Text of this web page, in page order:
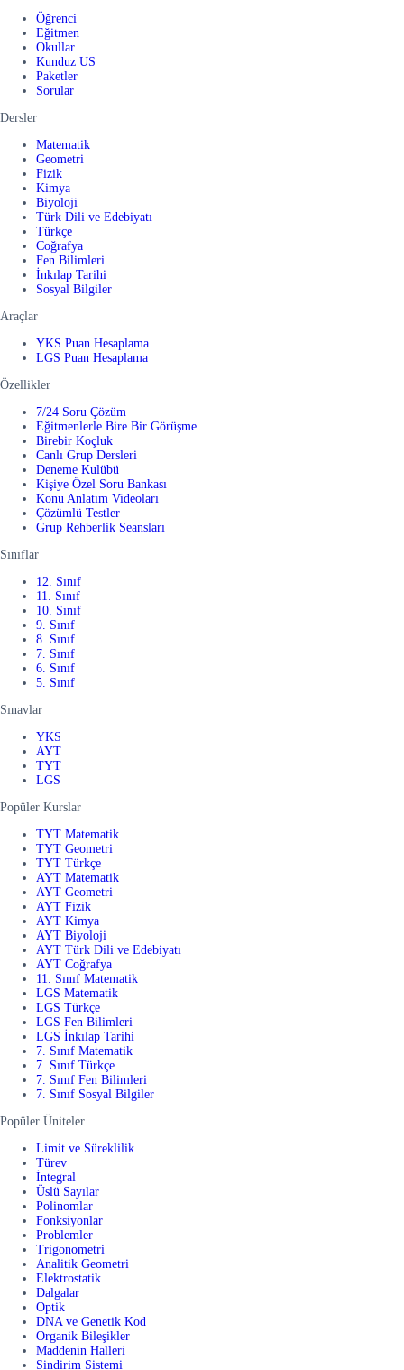
Öğrenci
Eğitmen
Okullar
Kunduz US
Paketler
Sorular
Dersler
Matematik
Geometri
Fizik
Kimya
Biyoloji
Türk Dili ve Edebiyatı
Türkçe
Coğrafya
Fen Bilimleri
İnkılap Tarihi
Sosyal Bilgiler
Araçlar
YKS Puan Hesaplama
LGS Puan Hesaplama
Özellikler
7/24 Soru Çözüm
Eğitmenlerle Bire Bir Görüşme
Birebir Koçluk
Canlı Grup Dersleri
Deneme Kulübü
Kişiye Özel Soru Bankası
Konu Anlatım Videoları
Çözümlü Testler
Grup Rehberlik Seansları
Sınıflar
12. Sınıf
11. Sınıf
10. Sınıf
9. Sınıf
8. Sınıf
7. Sınıf
6. Sınıf
5. Sınıf
Sınavlar
YKS
AYT
TYT
LGS
Popüler Kurslar
TYT Matematik
TYT Geometri
TYT Türkçe
AYT Matematik
AYT Geometri
AYT Fizik
AYT Kimya
AYT Biyoloji
AYT Türk Dili ve Edebiyatı
AYT Coğrafya
11. Sınıf Matematik
LGS Matematik
LGS Türkçe
LGS Fen Bilimleri
LGS İnkılap Tarihi
7. Sınıf Matematik
7. Sınıf Türkçe
7. Sınıf Fen Bilimleri
7. Sınıf Sosyal Bilgiler
Popüler Üniteler
Limit ve Süreklilik
Türev
İntegral
Üslü Sayılar
Polinomlar
Fonksiyonlar
Problemler
Trigonometri
Analitik Geometri
Elektrostatik
Dalgalar
Optik
DNA ve Genetik Kod
Organik Bileşikler
Maddenin Halleri
Sindirim Sistemi